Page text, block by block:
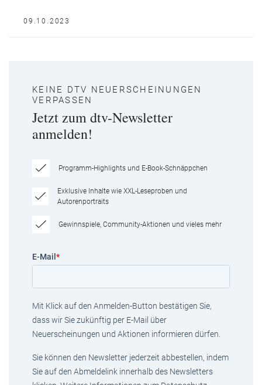
09.10.2023
KEINE DTV NEUERSCHEINUNGEN
VERPASSEN
Jetzt zum dtv-Newsletter
anmelden!
Programm-Highlights und E-Book-Schnäppchen
Exklusive Inhalte wie XXL-Leseproben und
Autorenportraits
Gewinnspiele, Community-Aktionen und vieles mehr
E-Mail *
Mit Klick auf den Anmelden-Button bestätigen Sie,
dass wir Sie zukünftig per E-Mail über
Neuerscheinungen und Aktionen informieren dürfen.
Sie können den Newsletter jederzeit abbestellen, indem
Sie auf den Abmeldelink innerhalb des Newsletters